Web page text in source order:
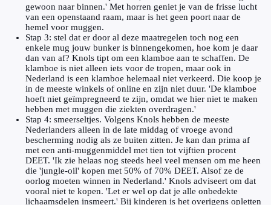
gewoon naar binnen.' Met horren geniet je van de frisse lucht
van een openstaand raam, maar is het geen poort naar de
hemel voor muggen.
Stap 3: stel dat er door al deze maatregelen toch nog een
enkele mug jouw bunker is binnengekomen, hoe kom je daar
dan van af? Knols tipt om een klamboe aan te schaffen. De
klamboe is niet alleen iets voor de tropen, maar ook in
Nederland is een klamboe helemaal niet verkeerd. Die koop je
in de meeste winkels of online en zijn niet duur. 'De klamboe
hoeft niet geïmpregneerd te zijn, omdat we hier niet te maken
hebben met muggen die ziekten overdragen.'
Stap 4: smeerseltjes. Volgens Knols hebben de meeste
Nederlanders alleen in de late middag of vroege avond
bescherming nodig als ze buiten zitten. Je kan dan prima af
met een anti-muggenmiddel met tien tot vijftien procent
DEET. 'Ik zie helaas nog steeds heel veel mensen om me heen
die 'jungle-oil' kopen met 50% of 70% DEET. Alsof ze de
oorlog moeten winnen in Nederland.' Knols adviseert om dat
vooral niet te kopen. 'Let er wel op dat je alle onbedekte
lichaamsdelen insmeert.' Bij kinderen is het overigens opletten